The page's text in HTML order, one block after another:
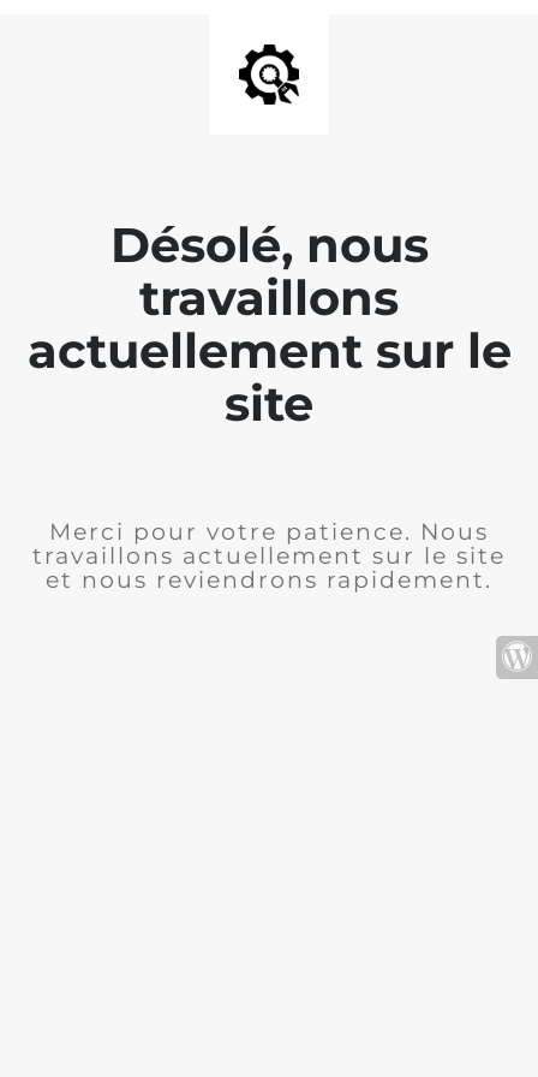
Désolé, nous
travaillons
actuellement sur le
site
Merci pour votre patience. Nous
travaillons actuellement sur le site
et nous reviendrons rapidement.